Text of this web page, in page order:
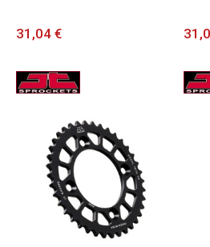
31,04 €